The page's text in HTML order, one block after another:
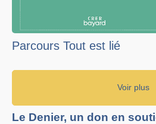
Parcours Tout est lié
Voir plus
Le Denier, un don en